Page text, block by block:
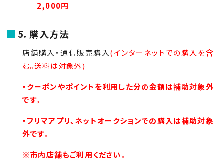
2,000円
5．購入方法
店舗購入・通信販売購入 (インターネットでの購入を含
む。送料は対象外)
・クーポンやポイントを利用した分の金額は補助対象外
です。
・フリマアプリ、ネットオークションでの購入は補助対象
外です。
※市内店舗もご利用ください。